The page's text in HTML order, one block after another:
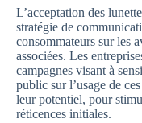
L’acceptation des
stratégie de
consommateurs sur les
associées. Les
campagnes visant à
public sur l’usage de
leur potentiel, pour
réticences initiales.